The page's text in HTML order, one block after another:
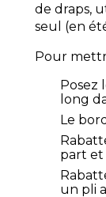
de draps,
seul (en
Pour
Posez
long
Le
part et
un pli